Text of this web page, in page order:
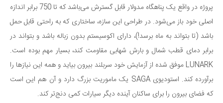
نجوم و هوا فضا
زمین و محیط زیست
خودرو
سرگرمی
دانستنی‌ها
بازی
پروژه در واقع یک پناهگاه مدولار قابل گسترش می‌باشد که تا 750 برابر اندازه
اصلی خود باز می‌شود. در طراحی این سازه، ساختاری که به راحتی قابل حمل
باشد (تا بتواند به ماه برسد!)، دارای اکوسیستم بدون زباله باشد و بتواند در
برابر دمای قطب شمال و بارش شهابی مقاومت کند، بسیار مهم بوده است.
LUNARK موفق شده از آزمایش خود سربلند بیرون بیاید و همه این نیازها را
برآورده کند. استودیوی SAGA یک ماموریت بزرگ دارد و آن هم این است
که فضای بیرون را برای ساکنان آینده دیگر سیارات کمی دنج‌تر کند.